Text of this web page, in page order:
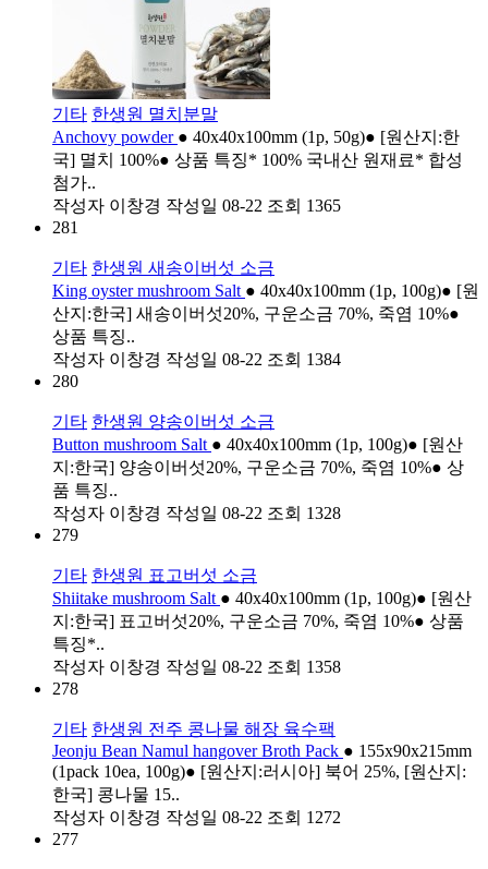
기타 한생원 멸치분말
Anchovy powder ● 40x40x100mm (1p, 50g)● [원산지:한
국] 멸치 100%● 상품 특징* 100% 국내산 원재료* 합성
첨가..
작성자 이창경 작성일 08-22 조회 1365
281
기타 한생원 새송이버섯 소금
King oyster mushroom Salt ● 40x40x100mm (1p, 100g)● [원
산지:한국] 새송이버섯20%, 구운소금 70%, 죽염 10%●
상품 특징..
작성자 이창경 작성일 08-22 조회 1384
280
기타 한생원 양송이버섯 소금
Button mushroom Salt ● 40x40x100mm (1p, 100g)● [원산
지:한국] 양송이버섯20%, 구운소금 70%, 죽염 10%● 상
품 특징..
작성자 이창경 작성일 08-22 조회 1328
279
기타 한생원 표고버섯 소금
Shiitake mushroom Salt ● 40x40x100mm (1p, 100g)● [원산
지:한국] 표고버섯20%, 구운소금 70%, 죽염 10%● 상품
특징*..
작성자 이창경 작성일 08-22 조회 1358
278
기타 한생원 전주 콩나물 해장 육수팩
Jeonju Bean Namul hangover Broth Pack ● 155x90x215mm
(1pack 10ea, 100g)● [원산지:러시아] 북어 25%, [원산지:
한국] 콩나물 15..
작성자 이창경 작성일 08-22 조회 1272
277